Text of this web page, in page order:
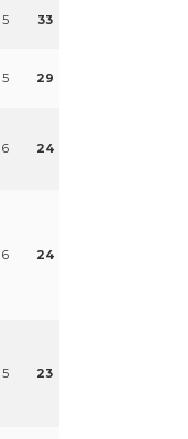
5 33
5 29
6 24
6 24
5 23